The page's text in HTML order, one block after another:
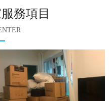
務項目